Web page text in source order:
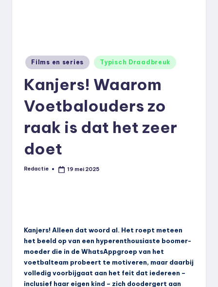
Geplaatst
in
Films en series Typisch Draadbreuk
Kanjers! Waarom
Voetbalouders zo
raak is dat het zeer
doet
Geplaatst
Redactie 19 mei 2025
Kanjers! Alleen dat woord al. Het roept meteen
het beeld op van een hyperenthousiaste boomer-
moeder die in de WhatsAppgroep van het
voetbalteam probeert te motiveren, maar daarbij
volledig voorbijgaat aan het feit dat iedereen –
inclusief haar eigen kind – zich doodergert aan